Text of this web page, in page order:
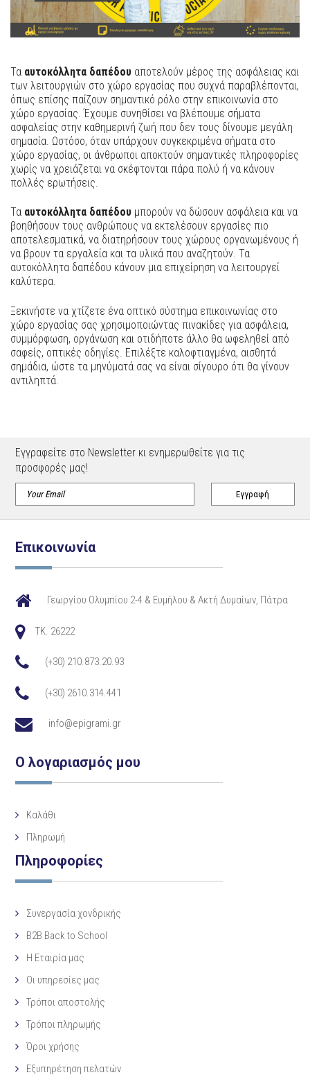
Τα αυτοκόλλητα δαπέδου αποτελούν μέρος της ασφάλειας και
των λειτουργιών στο χώρο εργασίας που συχνά παραβλέπονται,
όπως επίσης παίζουν σημαντικό ρόλο στην επικοινωνία στο
χώρο εργασίας. Έχουμε συνηθίσει να βλέπουμε σήματα
ασφαλείας στην καθημερινή ζωή που δεν τους δίνουμε μεγάλη
σημασία. Ωστόσο, όταν υπάρχουν συγκεκριμένα σήματα στο
χώρο εργασίας, οι άνθρωποι αποκτούν σημαντικές πληροφορίες
χωρίς να χρειάζεται να σκέφτονται πάρα πολύ ή να κάνουν
πολλές ερωτήσεις.
Τα αυτοκόλλητα δαπέδου μπορούν να δώσουν ασφάλεια και να
βοηθήσουν τους ανθρώπους να εκτελέσουν εργασίες πιο
αποτελεσματικά, να διατηρήσουν τους χώρους οργανωμένους ή
να βρουν τα εργαλεία και τα υλικά που αναζητούν. Τα
αυτοκόλλητα δαπέδου κάνουν μια επιχείρηση να λειτουργεί
καλύτερα.
Ξεκινήστε να χτίζετε ένα οπτικό σύστημα επικοινωνίας στο
χώρο εργασίας σας χρησιμοποιώντας πινακίδες για ασφάλεια,
συμμόρφωση, οργάνωση και οτιδήποτε άλλο θα ωφεληθεί από
σαφείς, οπτικές οδηγίες. Επιλέξτε καλοφτιαγμένα, αισθητά
σημάδια, ώστε τα μηνύματά σας να είναι σίγουρο ότι θα γίνουν
αντιληπτά.
Εγγραφείτε στο Newsletter κι ενημερωθείτε για τις
προσφορές μας!
Επικοινωνία
Γεωργίου Ολυμπίου 2-4 & Ευμήλου & Ακτή Δυμαίων, Πάτρα
TK. 26222
(+30) 210.873.20.93
(+30) 2610.314.441
info@epigrami.gr
Ο λογαριασμός μου
Καλάθι
Πληρωμή
Πληροφορίες
Συνεργασία χονδρικής
B2B Back to School
Η Eταιρία μας
Οι υπηρεσίες μας
Τρόποι αποστολής
Τρόποι πληρωμής
Όροι χρήσης
Εξυπηρέτηση πελατών